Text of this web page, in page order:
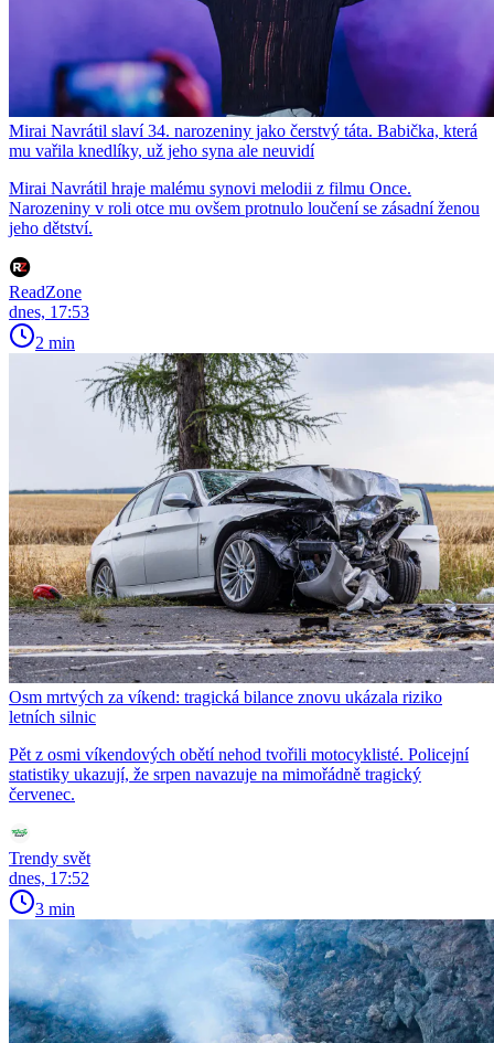
Mirai Navrátil slaví 34. narozeniny jako čerstvý táta. Babička, která
mu vařila knedlíky, už jeho syna ale neuvidí
Mirai Navrátil hraje malému synovi melodii z filmu Once.
Narozeniny v roli otce mu ovšem protnulo loučení se zásadní ženou
jeho dětství.
ReadZone
dnes, 17:53
2 min
Osm mrtvých za víkend: tragická bilance znovu ukázala riziko
letních silnic
Pět z osmi víkendových obětí nehod tvořili motocyklisté. Policejní
statistiky ukazují, že srpen navazuje na mimořádně tragický
červenec.
Trendy svět
dnes, 17:52
3 min